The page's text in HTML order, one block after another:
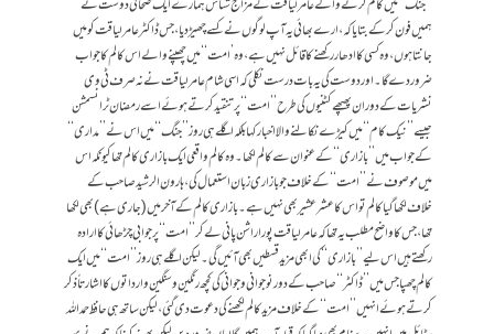
ہمیں فون کرکے بتایا کہ ،ارے بھائی یہ آپ لوگوں نے کسے چھیڑ دیا، جس ڈاکٹر عامر لیاقت کو میں
جانتا ہوں، وہ کسی کا ادھار رکھنے کا قائل نہیں ہے، وہ ’امت‘‘ میں چھپنے والے اس کالم کا جواب
ضرور دے گا۔ اور دوست کی یہ بات درست نکلی کہ اسی شام عامر لیاقت نے نہ صرف ٹی وی
نشریات کے دوران پھپھے کٹنیوں کی طرح ’’امت‘‘ پر تنقید کرتے ہوئے اسے رمضان ٹرانسمشن
جیسے ’’نیک کام ‘‘میں کیڑے نکالنے والا اخبار کہا بلکہ اگلے ہی روز ’’جنگ‘‘میں اس نے ’’مداری‘‘
کے جواب میں ’’بازاری‘‘ کے عنوان سے کالم لکھا۔ وہ کالم واقعی ایک بازاری کالم تھا کیونکہ اس
میں موصو ف نے ’’امت‘‘ کے خلاف جو بازاری زبان استعمال کی، ہارون الرشید صاحب کے
خلاف لکھا گیا کالم تو اس کا عشر عشیر بھی نہیں ہے۔ بازاری کالم کے آخر میں (جاری ہے) بھی لکھا
تھا، جس کا واضح مطلب یہ تھا کہ عامر لیاقت پورا راشن پانی لے کر ’’امت‘‘پر جوابی چڑھائی کا ارادہ
رکھتے ہیں اس لیے ’’بازاری‘‘کی ابھی مزید قسطیں بھی آئیں گی۔ لیکن اگلے ہی روز ’’امت‘‘میں ایک
کالم چھپا جس میں ’’ڈاکٹر ‘‘صاحب کے دور نوجوانی و جوانی کی کچھ رنگین و سنگین وارداتوں کا اشارتاً ذکر
کرتے ہوئے انہیں ’’امت‘‘ کے خلاف مزید کالم لکھنے کی دعوت دی گئی، لیکن ساتھ ہی حافظ حمد اللہ